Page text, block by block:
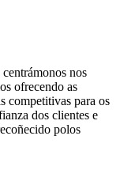
nos
ofrecendo as
competitivas para os
dos clientes e
polos